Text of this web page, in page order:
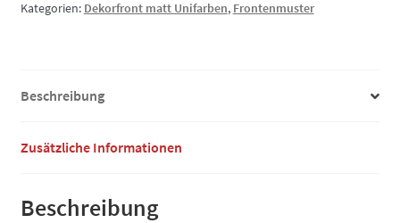
Kategorien: Dekorfront matt Unifarben, Frontenmuster
Beschreibung
Zusätzliche Informationen
Beschreibung